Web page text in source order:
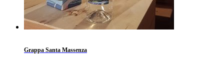
Grappa Santa Massenza